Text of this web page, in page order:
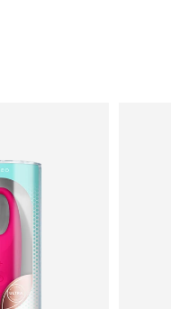
預計送達日期
預計送達日期